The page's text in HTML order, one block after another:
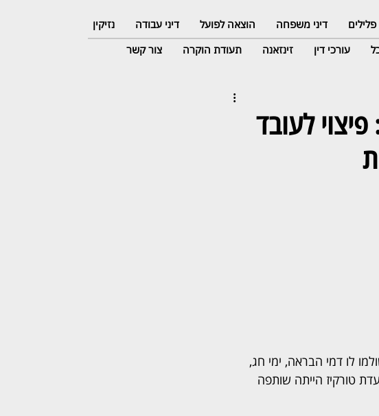
פלילים דיני משפחה הוצאה לפועל דיני עבודה
נזיקין
עורכי דין זינזאנה תעודת הוקרה צור קשר
לעובד
לו דמי הבראה, ימי חג,
טורקיז הייתה שותפה